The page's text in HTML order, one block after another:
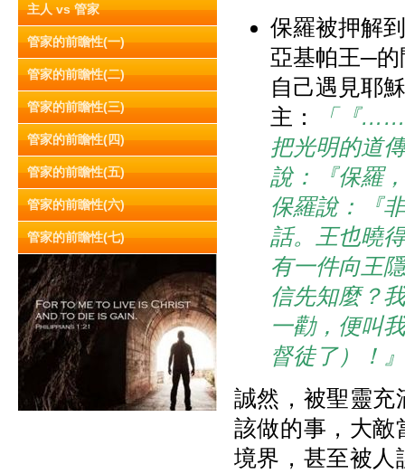
主人 vs 管家
管家的前瞻性(一)
管家的前瞻性(二)
管家的前瞻性(三)
管家的前瞻性(四)
管家的前瞻性(五)
管家的前瞻性(六)
管家的前瞻性(七)
保羅被押解
亞基帕王─的
自己遇見耶
主：
「『
把光明的道
說：『保羅
保羅說：『
話。王也曉
有一件向王
信先知麼？
一勸，便叫
督徒了）！
誠然，被聖靈充
該做的事，大敵
境界，甚至被人